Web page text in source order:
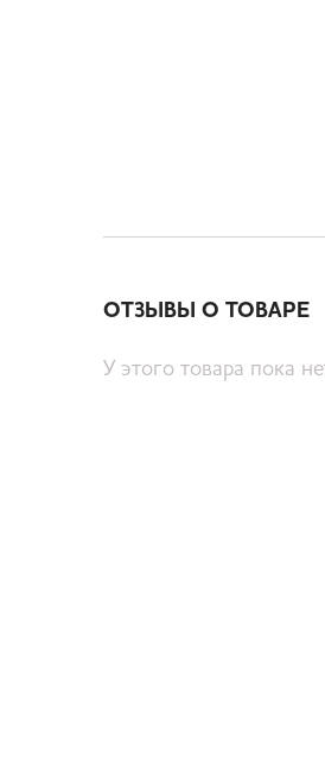
ОТЗЫВЫ О ТОВАРЕ
У этого товара пока